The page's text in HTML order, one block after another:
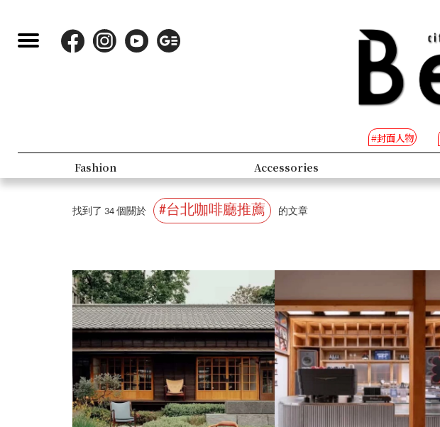
#封面人物
Lifestyle People
找到了 34 個關於 #台北咖啡廳推薦 的文章